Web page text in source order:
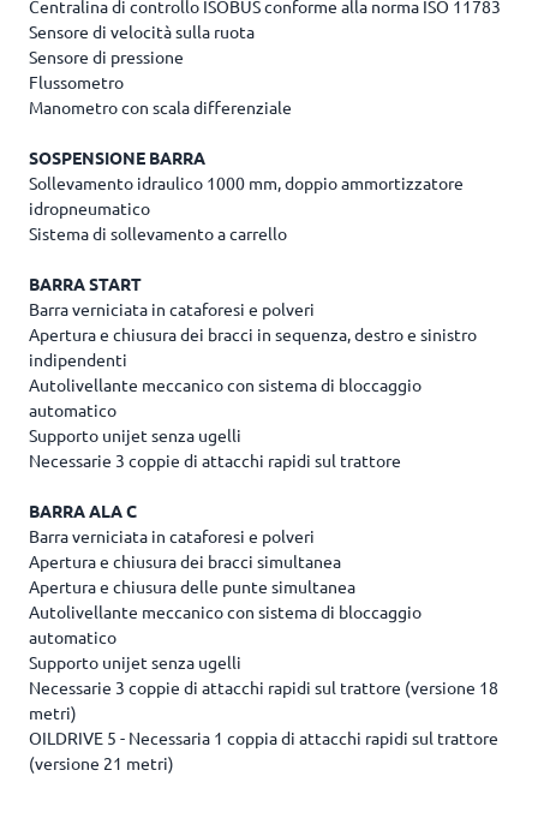
Centralina di controllo ISOBUS conforme alla norma ISO 11783
Sensore di velocità sulla ruota
Sensore di pressione
Flussometro
Manometro con scala differenziale
SOSPENSIONE BARRA
Sollevamento idraulico 1000 mm, doppio ammortizzatore
idropneumatico
Sistema di sollevamento a carrello
BARRA START
Barra verniciata in cataforesi e polveri
Apertura e chiusura dei bracci in sequenza, destro e sinistro
indipendenti
Autolivellante meccanico con sistema di bloccaggio
automatico
Supporto unijet senza ugelli
Necessarie 3 coppie di attacchi rapidi sul trattore
BARRA ALA C
Barra verniciata in cataforesi e polveri
Apertura e chiusura dei bracci simultanea
Apertura e chiusura delle punte simultanea
Autolivellante meccanico con sistema di bloccaggio
automatico
Supporto unijet senza ugelli
Necessarie 3 coppie di attacchi rapidi sul trattore (versione 18
metri)
OILDRIVE 5 - Necessaria 1 coppia di attacchi rapidi sul trattore
(versione 21 metri)